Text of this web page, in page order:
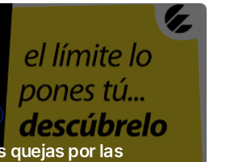
quejas por las